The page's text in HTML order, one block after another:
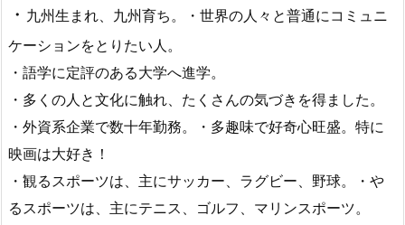
・ 九州生まれ、九州育ち。
・世界の人々と普通にコミュニ
ケーションをとりたい人。
・語学に定評のある大学へ進学。
・多くの人と文化に触れ、たくさんの気づきを得ました。
・外資系企業で数十年勤務。
・多趣味で好奇心旺盛。特に
映画は大好き！
・観るスポーツは、主にサッカー、ラグビー、野球。
・や
るスポーツは、主にテニス、ゴルフ、マリンスポーツ。